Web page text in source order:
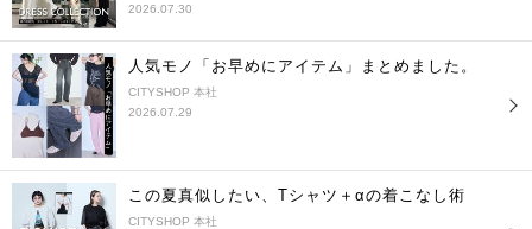
2026.07.30
人気モノ「お早めにアイテム」まとめました。
CITYSHOP 本社
2026.07.29
この夏真似したい、Tシャツ＋αの着こなし術
CITYSHOP 本社